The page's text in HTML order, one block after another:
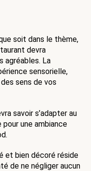
soit dans le thème,
devra
agréables. La
sensorielle,
sens de vos
savoir s’adapter au
une ambiance
et bien décoré réside
de ne négliger aucun